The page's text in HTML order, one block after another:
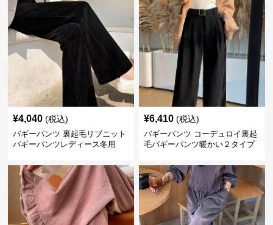
¥4,040 (税込)
バギーパンツ 裏起毛リブニット
バギーパンツレディース冬用
¥6,410 (税込)
バギーパンツ コーデュロイ裏起
毛バギーパンツ暖かい２タイプ